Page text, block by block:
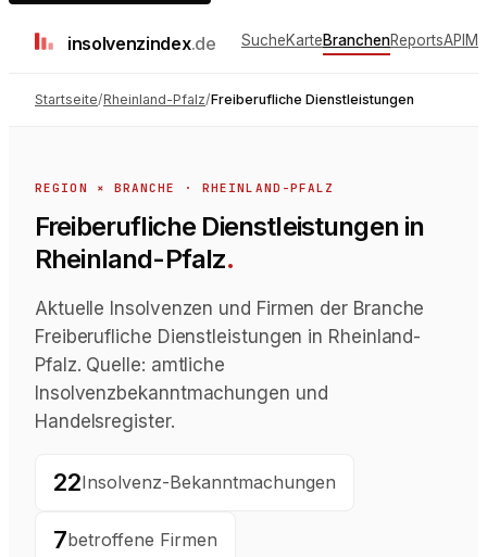
insolvenzindex.de SucheKarteBranchenReportsAPI
Startseite/Rheinland-Pfalz/Freiberufliche Dienstleistungen
REGION × BRANCHE · RHEINLAND-PFALZ
Freiberufliche Dienstleistungen in
Rheinland-Pfalz.
Aktuelle Insolvenzen und Firmen der Branche
Freiberufliche Dienstleistungen in Rheinland-
Pfalz. Quelle: amtliche
Insolvenzbekanntmachungen und
Handelsregister.
22Insolvenz-Bekanntmachungen
7betroffene Firmen